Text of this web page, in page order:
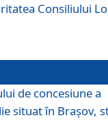
Consiliului
de concesiune a
situat în Braşov,